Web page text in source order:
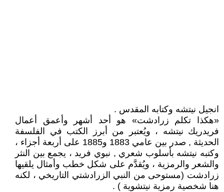
انجيل نيتشه وكتابه المقدس .
«هكذا تكلم زرادشت» هو أحد أشهر وأعمق أعمال
فريدريك نيتشه ، ويُعتبر من أبرز الكتب في الفلسفة
الحديثة , صدر بين عامي 1883 و1885 على أربعة أجزاء ،
وكتبه نيتشه بأسلوب شعري , نبوي فريد ، يجمع بين النثر
والشعر والرمزية ، ويُقدَّم على شكل خطب وأمثال يلقيها
زرادشت (مستوحى من النبي الزرادشتي التاريخي ، لكنه
هنا شخصية رمزية نيتشوية ) .